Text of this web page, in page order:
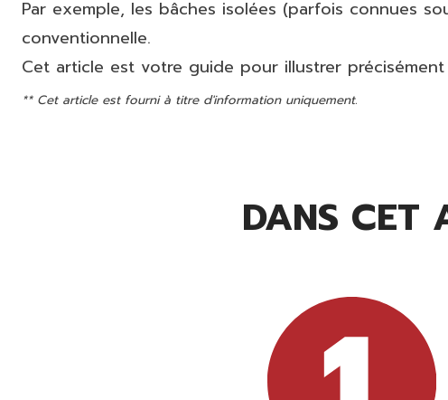
Par exemple, les bâches isolées (parfois connues
conventionnelle.
Cet article est votre guide pour illustrer
** Cet article est fourni à titre d'information uniquement.
DANS CET